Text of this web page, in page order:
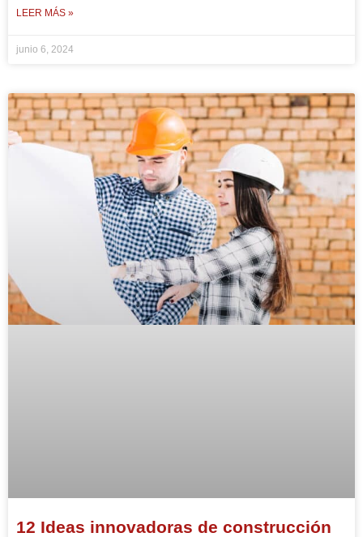
LEER MÁS »
junio 6, 2024
12 Ideas innovadoras de construcción